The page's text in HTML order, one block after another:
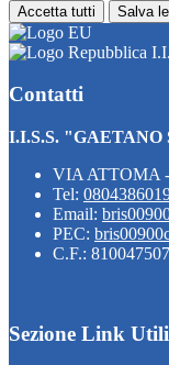
Accetta tutti Salva
Contatti
I.I.S.S.
VIA ATTOMA
Tel:
Email:
PEC:
C.F.:
Sezione Link Utili